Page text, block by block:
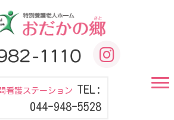
看護ステーション TEL:
044-948-5528